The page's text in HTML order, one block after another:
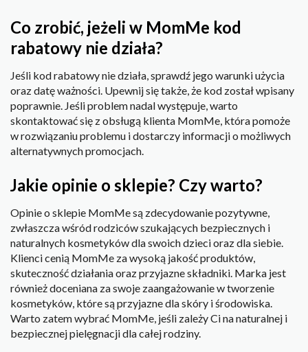
Co zrobić, jeżeli w MomMe kod
rabatowy nie działa?
Jeśli kod rabatowy nie działa, sprawdź jego warunki użycia
oraz datę ważności. Upewnij się także, że kod został wpisany
poprawnie. Jeśli problem nadal występuje, warto
skontaktować się z obsługą klienta MomMe, która pomoże
w rozwiązaniu problemu i dostarczy informacji o możliwych
alternatywnych promocjach.
Jakie opinie o sklepie? Czy warto?
Opinie o sklepie MomMe są zdecydowanie pozytywne,
zwłaszcza wśród rodziców szukających bezpiecznych i
naturalnych kosmetyków dla swoich dzieci oraz dla siebie.
Klienci cenią MomMe za wysoką jakość produktów,
skuteczność działania oraz przyjazne składniki. Marka jest
również doceniana za swoje zaangażowanie w tworzenie
kosmetyków, które są przyjazne dla skóry i środowiska.
Warto zatem wybrać MomMe, jeśli zależy Ci na naturalnej i
bezpiecznej pielęgnacji dla całej rodziny.